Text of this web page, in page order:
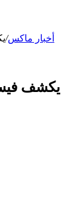
أخبار ماكس/
يكشف